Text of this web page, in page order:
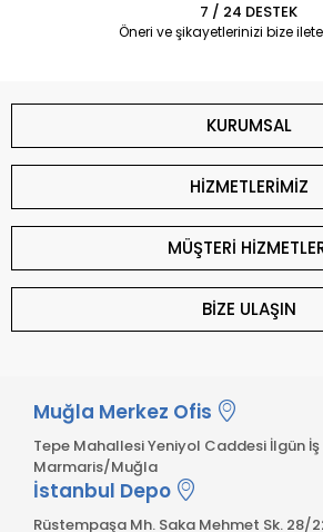
7 / 24 DESTEK
Öneri ve şikayetlerinizi bize
KURUMSAL
HİZMETLERİMİZ
MÜŞTERİ
BİZE ULAŞIN
Muğla Merkez Ofis
Tepe Mahallesi Yeniyol Caddesi İlgün İş
Marmaris/Muğla
İstanbul Depo
Rüstempaşa Mh. Saka Mehmet Sk. 28/